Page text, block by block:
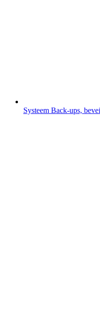
Systeem Back-ups,